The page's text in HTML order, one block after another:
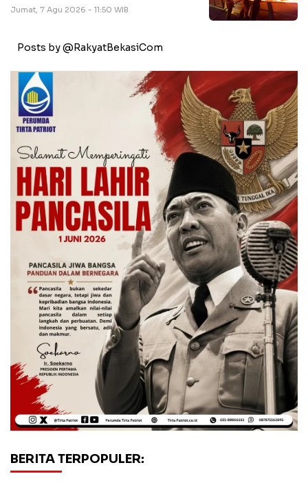
Jumat, 7 Agu 2026 - 11:50 WIB
Posts by @RakyatBekasiCom
BERITA TERPOPULER: